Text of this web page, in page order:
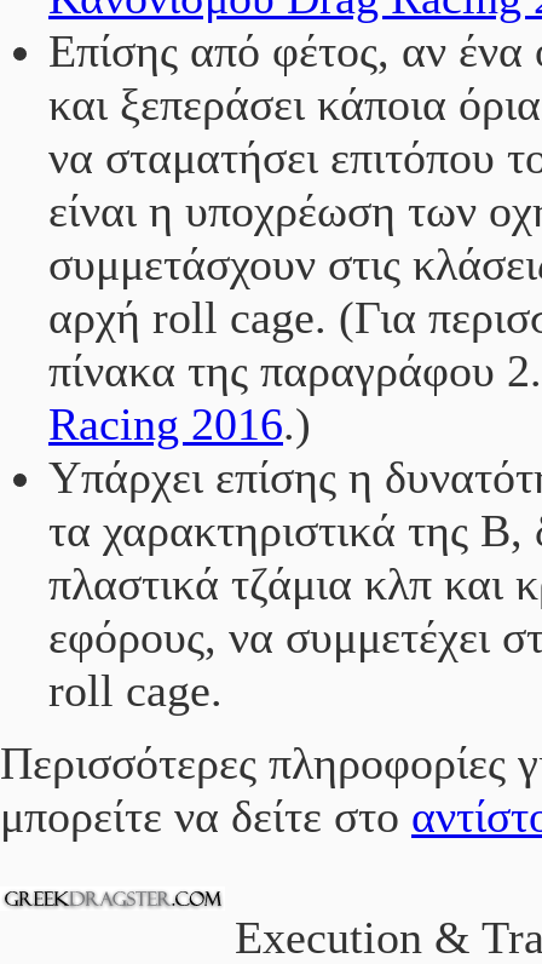
Επίσης από φέτος, αν
και ξεπεράσει κάποια
να σταματήσει επιτόπου
είναι η υποχρέωση των
συμμετάσχουν στις
αρχή roll cage. (Για
πίνακα της παραγράφου
Racing 2016.)
Υπάρχει επίσης η
τα χαρακτηριστικά της
πλαστικά τζάμια κλπ και
εφόρους, να συμμετέχει
roll cage.
Περισσότερες πληροφορίες
μπορείτε να δείτε στο
Execution &